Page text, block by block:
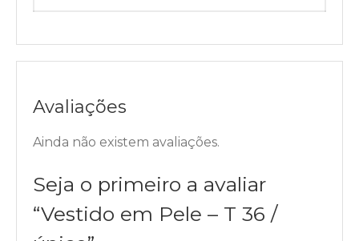
Avaliações
Ainda não existem avaliações.
Seja o primeiro a avaliar
“Vestido em Pele – T 36 /